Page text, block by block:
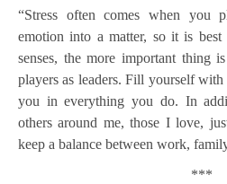
“Stress often comes when you
emotion into a matter, so it is
senses, the more important thing
players as leaders. Fill yourself
you in everything you do. In
others around me, those I love,
keep a balance between work,
***